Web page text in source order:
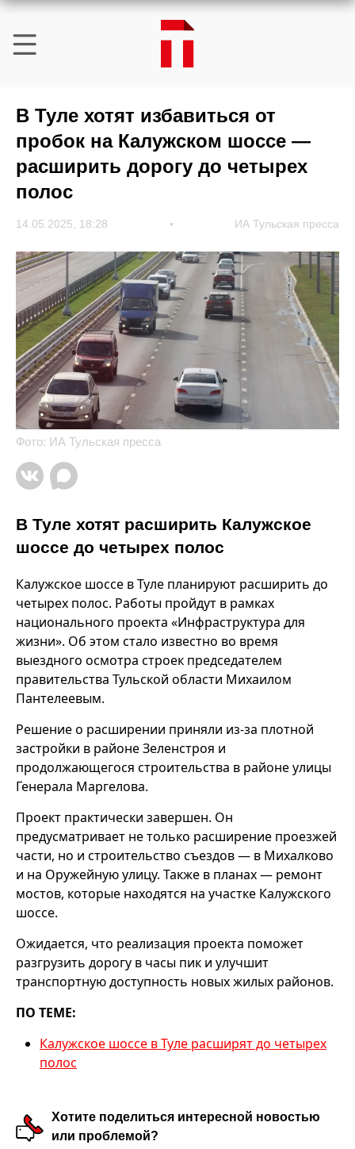
В Туле хотят избавиться от
пробок на Калужском шоссе —
расширить дорогу до четырех
полос
14.05.2025, 18:28 ИА Тульская пресса
Фото: ИА Тульская пресса
В Туле хотят расширить Калужское
шоссе до четырех полос
Калужское шоссе в Туле планируют расширить до
четырех полос. Работы пройдут в рамках
национального проекта «Инфраструктура для
жизни». Об этом стало известно во время
выездного осмотра строек председателем
правительства Тульской области Михаилом
Пантелеевым.
Решение о расширении приняли из-за плотной
застройки в районе Зеленстроя и
продолжающегося строительства в районе улицы
Генерала Маргелова.
Проект практически завершен. Он
предусматривает не только расширение проезжей
части, но и строительство съездов — в Михалково
и на Оружейную улицу. Также в планах — ремонт
мостов, которые находятся на участке Калужского
шоссе.
Ожидается, что реализация проекта поможет
разгрузить дорогу в часы пик и улучшит
транспортную доступность новых жилых районов.
ПО ТЕМЕ:
Калужское шоссе в Туле расширят до четырех
полос
Хотите поделиться интересной новостью
или проблемой?